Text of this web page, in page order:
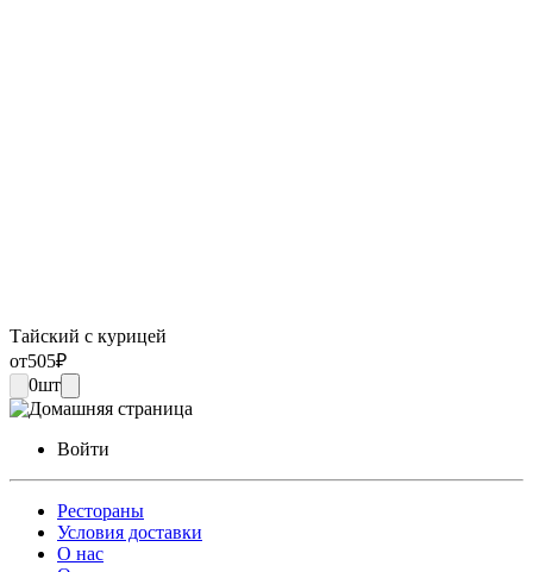
Тайский с курицей
от505₽
0шт
Войти
Рестораны
Условия доставки
О нас